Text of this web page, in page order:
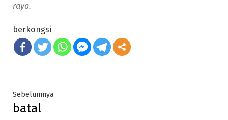
raya.
berkongsi
Post
navigation
SebelumnyaPrevious
batal